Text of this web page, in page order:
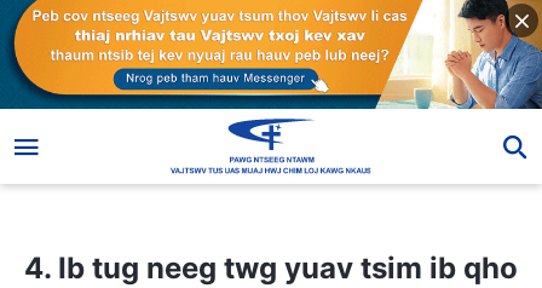
4. Ib tug neeg twg yuav tsim ib qho